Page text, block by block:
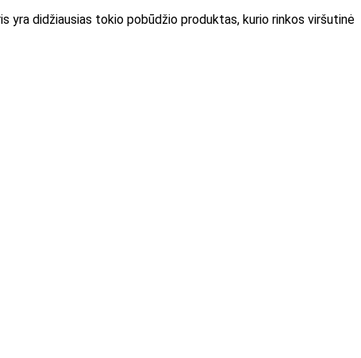
yra didžiausias tokio pobūdžio produktas, kurio rinkos viršutinė